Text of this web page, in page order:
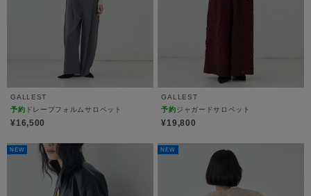
GALLEST
予約 ドレープフォルムサロペット
¥16,500
GALLEST
予約ジャガードサロペット
¥19,800
NEW NEW